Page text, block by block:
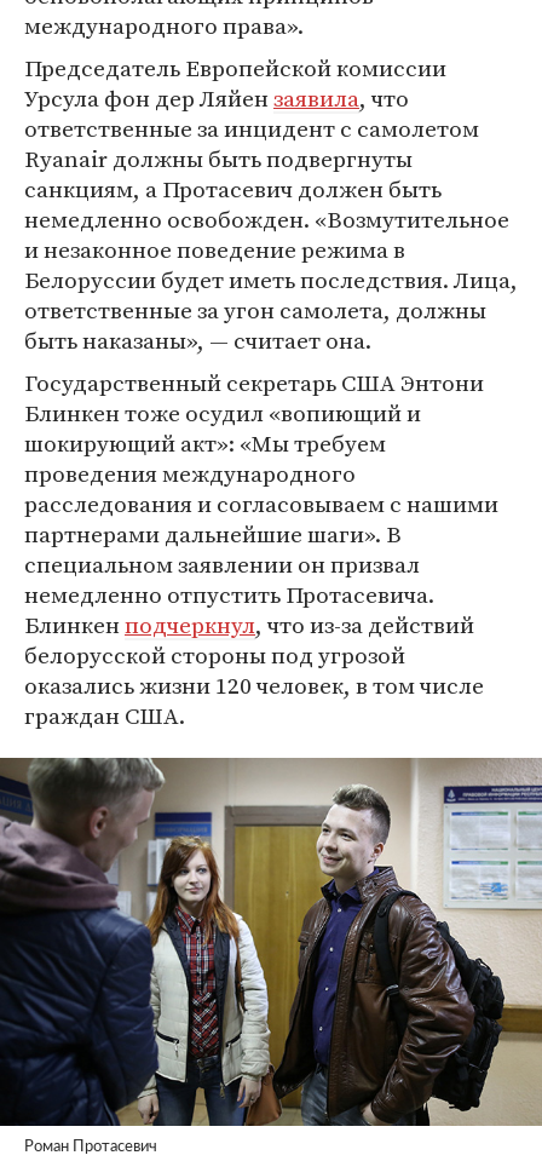
международного права».
Председатель Европейской комиссии
Урсула фон дер Ляйензаявила, что
ответственные за инцидент с самолетом
Ryanair должны быть подвергнуты
санкциям, а Протасевич должен быть
немедленно освобожден. «Возмутительное
и незаконное поведение режима в
Белоруссии будет иметь последствия. Лица,
ответственные за угон самолета, должны
быть наказаны», — считает она.
Государственный секретарь США Энтони
Блинкен тоже осудил «вопиющий и
шокирующий акт»: «Мы требуем
проведения международного
расследования и согласовываем с нашими
партнерами дальнейшие шаги». В
специальном заявлении он призвал
немедленно отпустить Протасевича.
Блинкенподчеркнул, что из-за действий
белорусской стороны под угрозой
оказались жизни 120 человек, в том числе
граждан США.
Роман Протасевич